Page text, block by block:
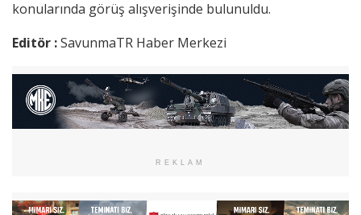
konularında görüş alışverişinde bulunuldu.
Editör :SavunmaTR Haber Merkezi
REKLAM